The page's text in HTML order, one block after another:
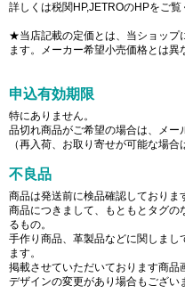
詳しくは税関HP,JETROのHPをご覧
★当店記載の定価とは、当ショップ
ます。メーカー希望小売価格とは異
申込有効期限
特にありません。
品切れ商品がご希望の場合は、メー
（再入荷、お取り寄せが可能な場合
不良品
商品は発送前に検品確認しておりま
商品につきまして、もともとタグの
るもの。
手作り商品、革製品などに関しま
ます。
掲載させていただいております商
デザインの変更があり場合もござい